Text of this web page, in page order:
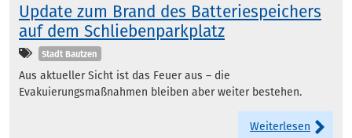
Update zum Brand des Batteriespeichers
auf dem Schliebenparkplatz
Kategorien
Stadt Bautzen
Aus aktueller Sicht ist das Feuer aus – die
Evakuierungsmaßnahmen bleiben aber weiter bestehen.
Weiterlesen